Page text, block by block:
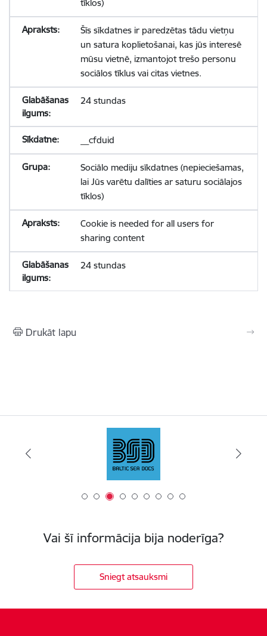
tīklos)
Šīs sīkdatnes ir paredzētas tādu vietņu
un satura koplietošanai, kas jūs interesē
mūsu vietnē, izmantojot trešo personu
sociālos tīklus vai citas vietnes.
24 stundas
__cfduid
Sociālo mediju sīkdatnes (nepieciešamas,
lai Jūs varētu dalīties ar saturu sociālajos
tīklos)
Cookie is needed for all users for
sharing content
24 stundas
Drukāt lapu
Vai šī informācija bija noderīga?
Sniegt atsauksmi